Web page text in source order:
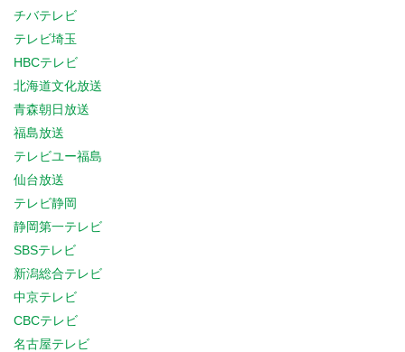
チバテレビ
テレビ埼玉
HBCテレビ
北海道文化放送
青森朝日放送
福島放送
テレビユー福島
仙台放送
テレビ静岡
静岡第一テレビ
SBSテレビ
新潟総合テレビ
中京テレビ
CBCテレビ
名古屋テレビ